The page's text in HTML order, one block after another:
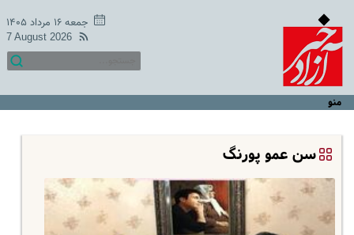
جمعه ۱۶ مرداد ۱۴۰۵
7 August 2026
منو
سن عمو پورنگ